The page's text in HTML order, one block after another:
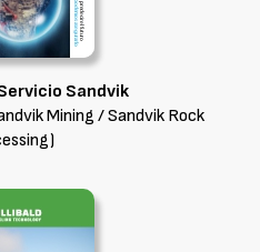
Sandvik
Mining / Sandvik Rock